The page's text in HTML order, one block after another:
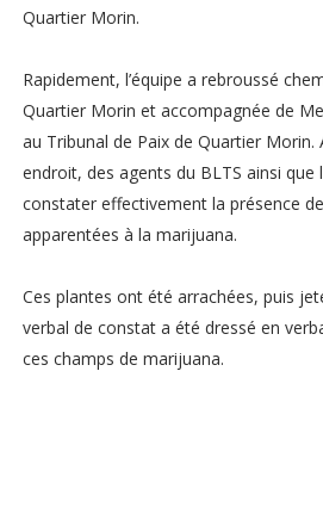
Quartier Morin.
Rapidement, l’équipe a rebroussé
Quartier Morin et accompagnée de
au Tribunal de Paix de Quartier Morin.
endroit, des agents du BLTS ainsi que
constater effectivement la présence
apparentées à la marijuana.
Ces plantes ont été arrachées, puis
verbal de constat a été dressé en
ces champs de marijuana.